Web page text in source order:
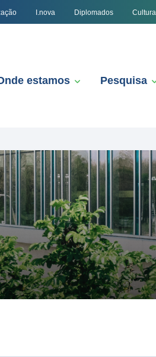
I.nova Diplomados Cultura
estamos Pesquisa